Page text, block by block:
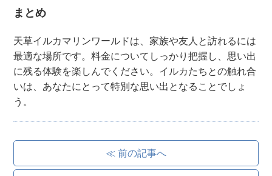
まとめ
天草イルカマリンワールドは、家族や友人と訪れるには
最適な場所です。料金についてしっかり把握し、思い出
に残る体験を楽しんでください。イルカたちとの触れ合
いは、あなたにとって特別な思い出となることでしょ
う。
≪ 前の記事へ